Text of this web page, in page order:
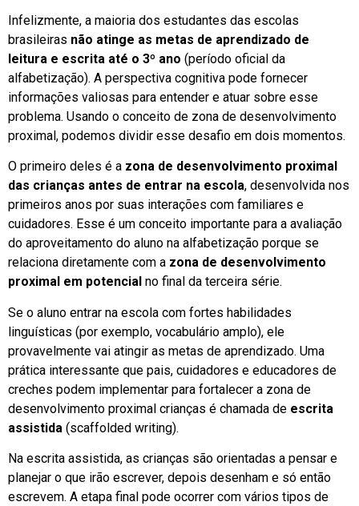
Infelizmente, a maioria dos estudantes das escolas
brasileiras não atinge as metas de aprendizado de
leitura e escrita até o 3º ano (período oficial da
alfabetização). A perspectiva cognitiva pode fornecer
informações valiosas para entender e atuar sobre esse
problema. Usando o conceito de zona de desenvolvimento
proximal, podemos dividir esse desafio em dois momentos.
O primeiro deles é a zona de desenvolvimento proximal
das crianças antes de entrar na escola, desenvolvida nos
primeiros anos por suas interações com familiares e
cuidadores. Esse é um conceito importante para a avaliação
do aproveitamento do aluno na alfabetização porque se
relaciona diretamente com a zona de desenvolvimento
proximal em potencial no final da terceira série.
Se o aluno entrar na escola com fortes habilidades
linguísticas (por exemplo, vocabulário amplo), ele
provavelmente vai atingir as metas de aprendizado. Uma
prática interessante que pais, cuidadores e educadores de
creches podem implementar para fortalecer a zona de
desenvolvimento proximal crianças é chamada de escrita
assistida (scaffolded writing).
Na escrita assistida, as crianças são orientadas a pensar e
planejar o que irão escrever, depois desenham e só então
escrevem. A etapa final pode ocorrer com vários tipos de